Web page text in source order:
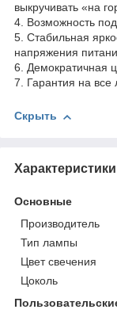
выкручивать «на
4. Возможность
5. Стабильная
напряжения
6. Демократичная
7. Гарантия на все
Скрыть
Характеристики
Основные
Производитель
Тип лампы
Цвет свечения
Цоколь